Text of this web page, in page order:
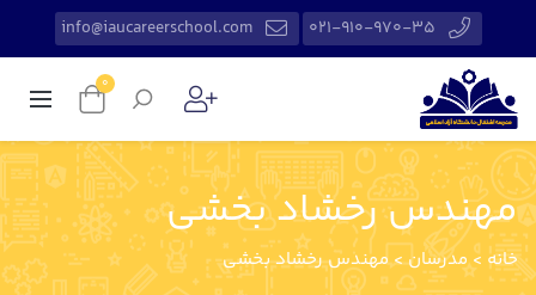
021-910-970-35
info@iaucareerschool.com
0
مهندس رخشاد بخشی
خانه >مدرسان>مهندس رخشاد بخشی